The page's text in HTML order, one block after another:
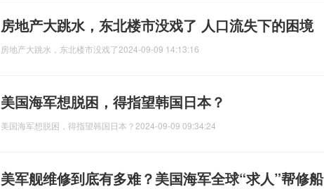
房地产大跳水，东北楼市没戏了 人口流失下的困境
房地产大跳水，东北楼市没戏了2024-09-09 14:13:16
美国海军想脱困，得指望韩国日本？
美国海军想脱困，得指望韩国日本？ 2024-09-09 09:34:24
美军舰维修到底有多难？美国海军全球“求人”帮修船